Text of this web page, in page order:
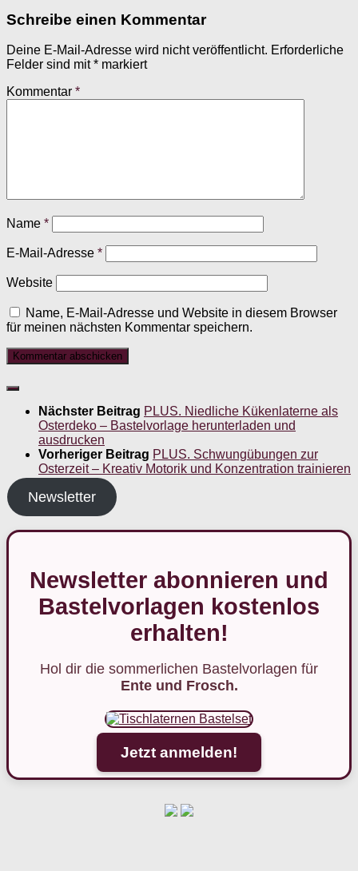
Schreibe einen Kommentar
Deine E-Mail-Adresse wird nicht veröffentlicht. Erforderliche
Felder sind mit* markiert
Kommentar *
Name *
E-Mail-Adresse *
Website
Name, E-Mail-Adresse und Website in diesem Browser
für meinen nächsten Kommentar speichern.
Nächster Beitrag PLUS. Niedliche Kükenlaterne als
Osterdeko – Bastelvorlage herunterladen und
ausdrucken
Vorheriger Beitrag PLUS. Schwungübungen zur
Osterzeit – Kreativ Motorik und Konzentration trainieren
Newsletter
Newsletter abonnieren und
Bastelvorlagen kostenlos
erhalten!
Hol dir die sommerlichen Bastelvorlagen für
Ente und Frosch.
Jetzt anmelden!